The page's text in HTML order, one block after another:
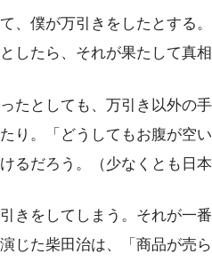
、僕が万引きをしたとする
したら、それが果たして真
たとしても、万引き以外の
り。「どうしてもお腹が空
るだろう。（少なくとも日本
きをしてしまう。それが一
じた柴田治は、「商品が売